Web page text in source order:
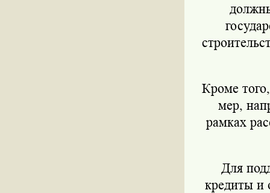
Кроме
мер,
рамках
Для
кредиты и